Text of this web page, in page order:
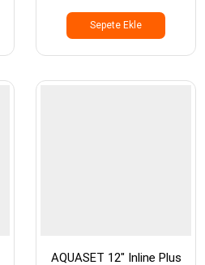
Sepete Ekle
AQUASET 12″ Inline Plus